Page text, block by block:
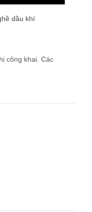
dầu khí
công khai. Các